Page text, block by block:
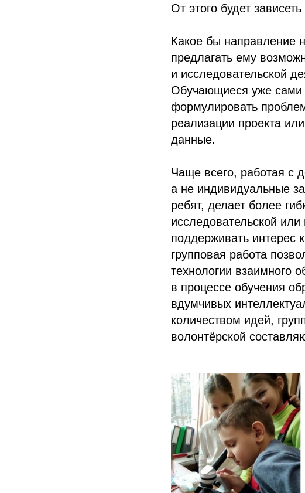
От этого будет
Какое бы направление
предлагать ему
и исследовательской
Обучающиеся уже сами
формулировать
реализации проекта
данные.
Чаще всего, работая с
а не индивидуальные
ребят, делает более
исследовательской
поддерживать интерес
групповая работа
технологии взаимного
в процессе обучения
вдумчивых
количеством идей,
волонтёрской